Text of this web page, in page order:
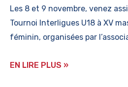
Les 8 et 9 novembre, venez
Tournoi Interligues U18 à XV
féminin, organisées par
EN LIRE PLUS »